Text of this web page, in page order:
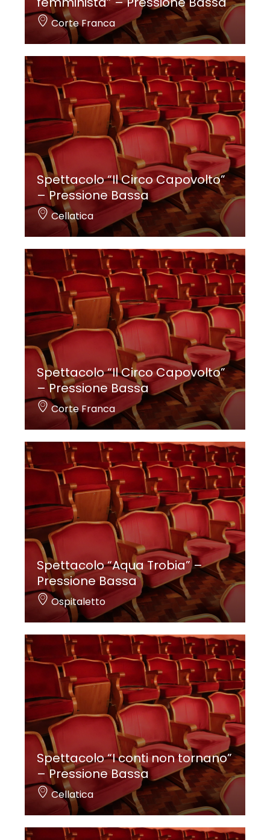
Corte Franca
Spettacolo “Il Circo Capovolto”
– Pressione Bassa
Cellatica
Spettacolo “Il Circo Capovolto”
– Pressione Bassa
Corte Franca
Spettacolo “Aqua Trobia” –
Pressione Bassa
Ospitaletto
Spettacolo “I conti non tornano”
– Pressione Bassa
Cellatica